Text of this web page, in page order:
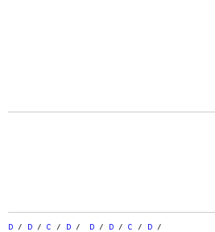
D / D / C / D / D / D / C / D /